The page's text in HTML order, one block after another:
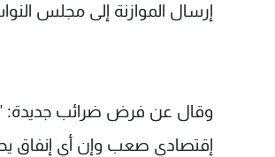
إرسال الموازنة إلى مجلس
وقال عن فرض ضرائب جديدة:
إقتصادي صعب وإن أي إنفاق